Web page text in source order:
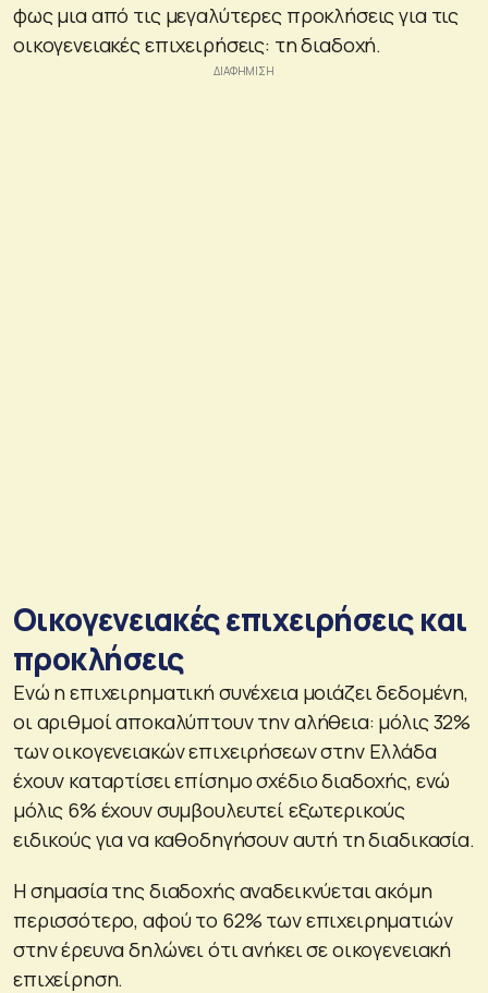
φως μια από τις μεγαλύτερες προκλήσεις για τις
οικογενειακές επιχειρήσεις: τη διαδοχή.
Οικογενειακές επιχειρήσεις και
προκλήσεις
Ενώ η επιχειρηματική συνέχεια μοιάζει δεδομένη,
οι αριθμοί αποκαλύπτουν την αλήθεια: μόλις 32%
των οικογενειακών επιχειρήσεων στην Ελλάδα
έχουν καταρτίσει επίσημο σχέδιο διαδοχής, ενώ
μόλις 6% έχουν συμβουλευτεί εξωτερικούς
ειδικούς για να καθοδηγήσουν αυτή τη διαδικασία.
Η σημασία της διαδοχής αναδεικνύεται ακόμη
περισσότερο, αφού το 62% των επιχειρηματιών
στην έρευνα δηλώνει ότι ανήκει σε οικογενειακή
επιχείρηση.